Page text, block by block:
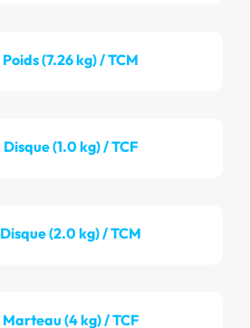
Poids (7.26 kg) / TCM
Disque (1.0 kg) / TCF
Disque (2.0 kg) / TCM
Marteau (4 kg) / TCF